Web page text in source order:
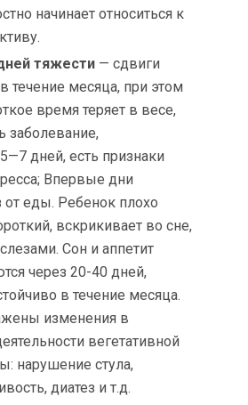
начинает относиться к
тяжести — сдвиги
течение месяца, при этом
время теряет в весе,
заболевание,
дней, есть признаки
Впервые дни
от еды. Ребенок плохо
вскрикивает во сне,
Сон и аппетит
я через 20-40 дней,
в течение месяца.
изменения в
вегетативной
нарушение стула,
диатез и т.д.